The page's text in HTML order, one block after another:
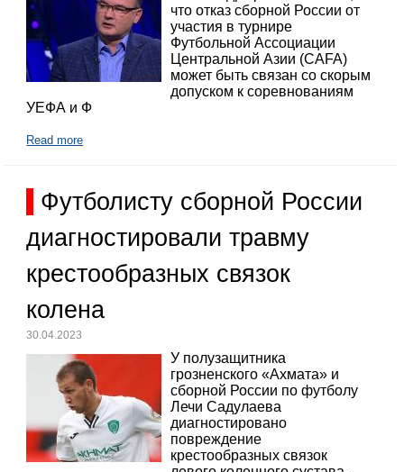
что отказ сборной России от
участия в турнире
Футбольной Ассоциации
Центральной Азии (CAFA)
может быть связан со скорым
допуском к соревнованиям
УЕФА и Ф
Read more
Футболисту сборной России
диагностировали травму
крестообразных связок
колена
30.04.2023
У полузащитника
грозненского «Ахмата» и
сборной России по футболу
Лечи Садулаева
диагностировано
повреждение
крестообразных связок